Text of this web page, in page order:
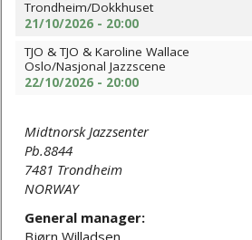
Trondheim/Dokkhuset
21/10/2026 - 20:00
TJO & TJO & Karoline Wallace
Oslo/Nasjonal Jazzscene
22/10/2026 - 20:00
Midtnorsk Jazzsenter
Pb.8844
7481 Trondheim
NORWAY
General manager:
Bjørn Willadsen